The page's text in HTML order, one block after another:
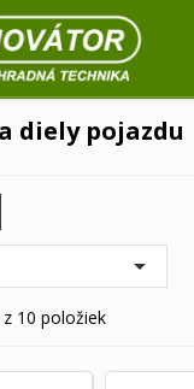
diely pojazdu

10 položiek